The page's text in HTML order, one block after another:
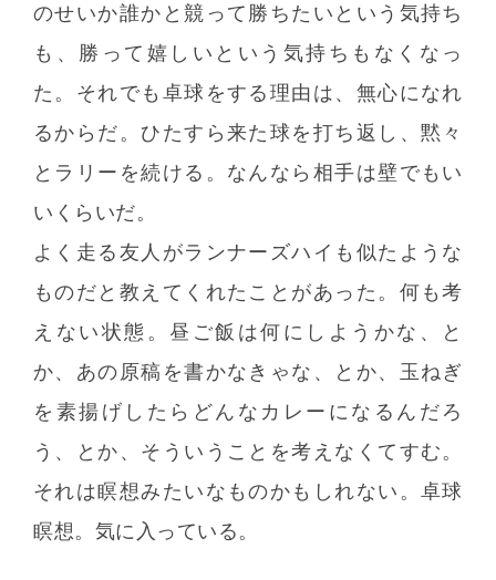
のせいか誰かと競って勝ちたいという気持ち
も、勝って嬉しいという気持ちもなくなっ
た。それでも卓球をする理由は、無心になれ
るからだ。ひたすら来た球を打ち返し、黙々
とラリーを続ける。なんなら相手は壁でもい
いくらいだ。
よく走る友人がランナーズハイも似たような
ものだと教えてくれたことがあった。何も考
えない状態。昼ご飯は何にしようかな、と
か、あの原稿を書かなきゃな、とか、玉ねぎ
を素揚げしたらどんなカレーになるんだろ
う、とか、そういうことを考えなくてすむ。
それは瞑想みたいなものかもしれない。卓球
瞑想。気に入っている。